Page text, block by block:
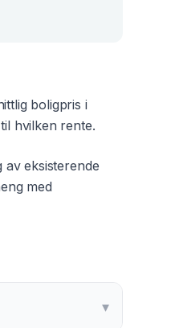
boligpris i
hvilken rente.
eksisterende
med
▾